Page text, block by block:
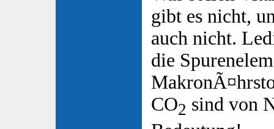
gibt es nicht,
auch nicht.
die
CO2 sind von